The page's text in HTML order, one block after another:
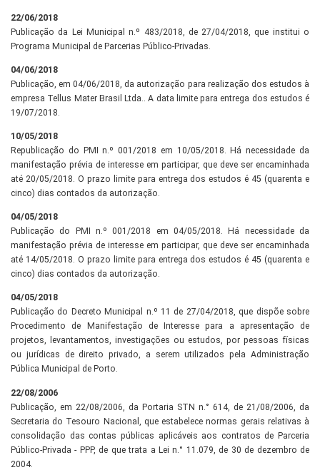
22/06/2018
Publicação da Lei Municipal n.º 483/2018, de 27/04/2018, que institui o
Programa Municipal de Parcerias Público-Privadas.
04/06/2018
Publicação, em 04/06/2018, da autorização para realização dos estudos à
empresa Tellus Mater Brasil Ltda.. A data limite para entrega dos estudos é
19/07/2018.
10/05/2018
Republicação do PMI n.º 001/2018 em 10/05/2018. Há necessidade da
manifestação prévia de interesse em participar, que deve ser encaminhada
até 20/05/2018. O prazo limite para entrega dos estudos é 45 (quarenta e
cinco) dias contados da autorização.
04/05/2018
Publicação do PMI n.º 001/2018 em 04/05/2018. Há necessidade da
manifestação prévia de interesse em participar, que deve ser encaminhada
até 14/05/2018. O prazo limite para entrega dos estudos é 45 (quarenta e
cinco) dias contados da autorização.
04/05/2018
Publicação do Decreto Municipal n.º 11 de 27/04/2018, que dispõe sobre
Procedimento de Manifestação de Interesse para a apresentação de
projetos, levantamentos, investigações ou estudos, por pessoas físicas
ou jurídicas de direito privado, a serem utilizados pela Administração
Pública Municipal de Porto.
22/08/2006
Publicação, em 22/08/2006, da Portaria STN n.° 614, de 21/08/2006, da
Secretaria do Tesouro Nacional, que estabelece normas gerais relativas à
consolidação das contas públicas aplicáveis aos contratos de Parceria
Público-Privada - PPP, de que trata a Lei n.° 11.079, de 30 de dezembro de
2004.